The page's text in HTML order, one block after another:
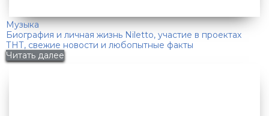
Музыка
Биография и личная жизнь Niletto, участие в проектах
ТНТ, свежие новости и любопытные факты
Читать далее